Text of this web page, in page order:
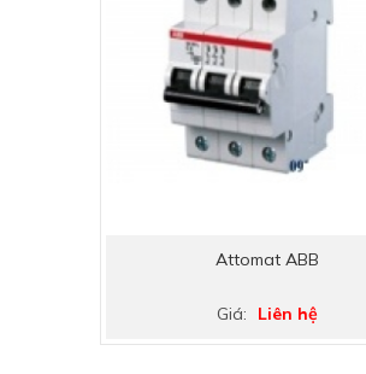
Attomat ABB
Giá: Liên hệ